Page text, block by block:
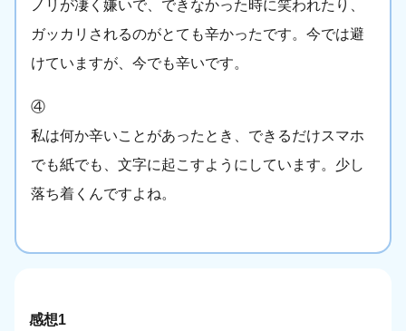
ノリが凄く嫌いで、できなかった時に笑われたり、
ガッカリされるのがとても辛かったです。今では避
けていますが、今でも辛いです。
④
私は何か辛いことがあったとき、できるだけスマホ
でも紙でも、文字に起こすようにしています。少し
落ち着くんですよね。
感想1